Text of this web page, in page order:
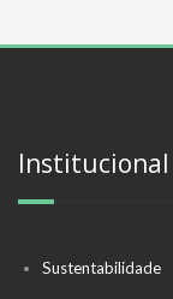
Institucional
Sustentabilidade